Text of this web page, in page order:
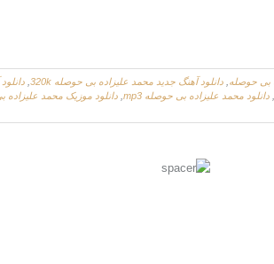
بی حوصله دانلود آهنگ جدید محمد علیزاده بی حوصله 320k
دانلود محمد علیزاده بی حوصله mp3
دانلود موزیک محمد علیزاده